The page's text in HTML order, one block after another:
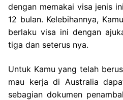
dengan memakai visa jenis
12 bulan. Kelebihannya,
berlaku visa ini dengan
tiga dan seterus nya.
Untuk Kamu yang telah
mau kerja di Australia
sebagian dokumen